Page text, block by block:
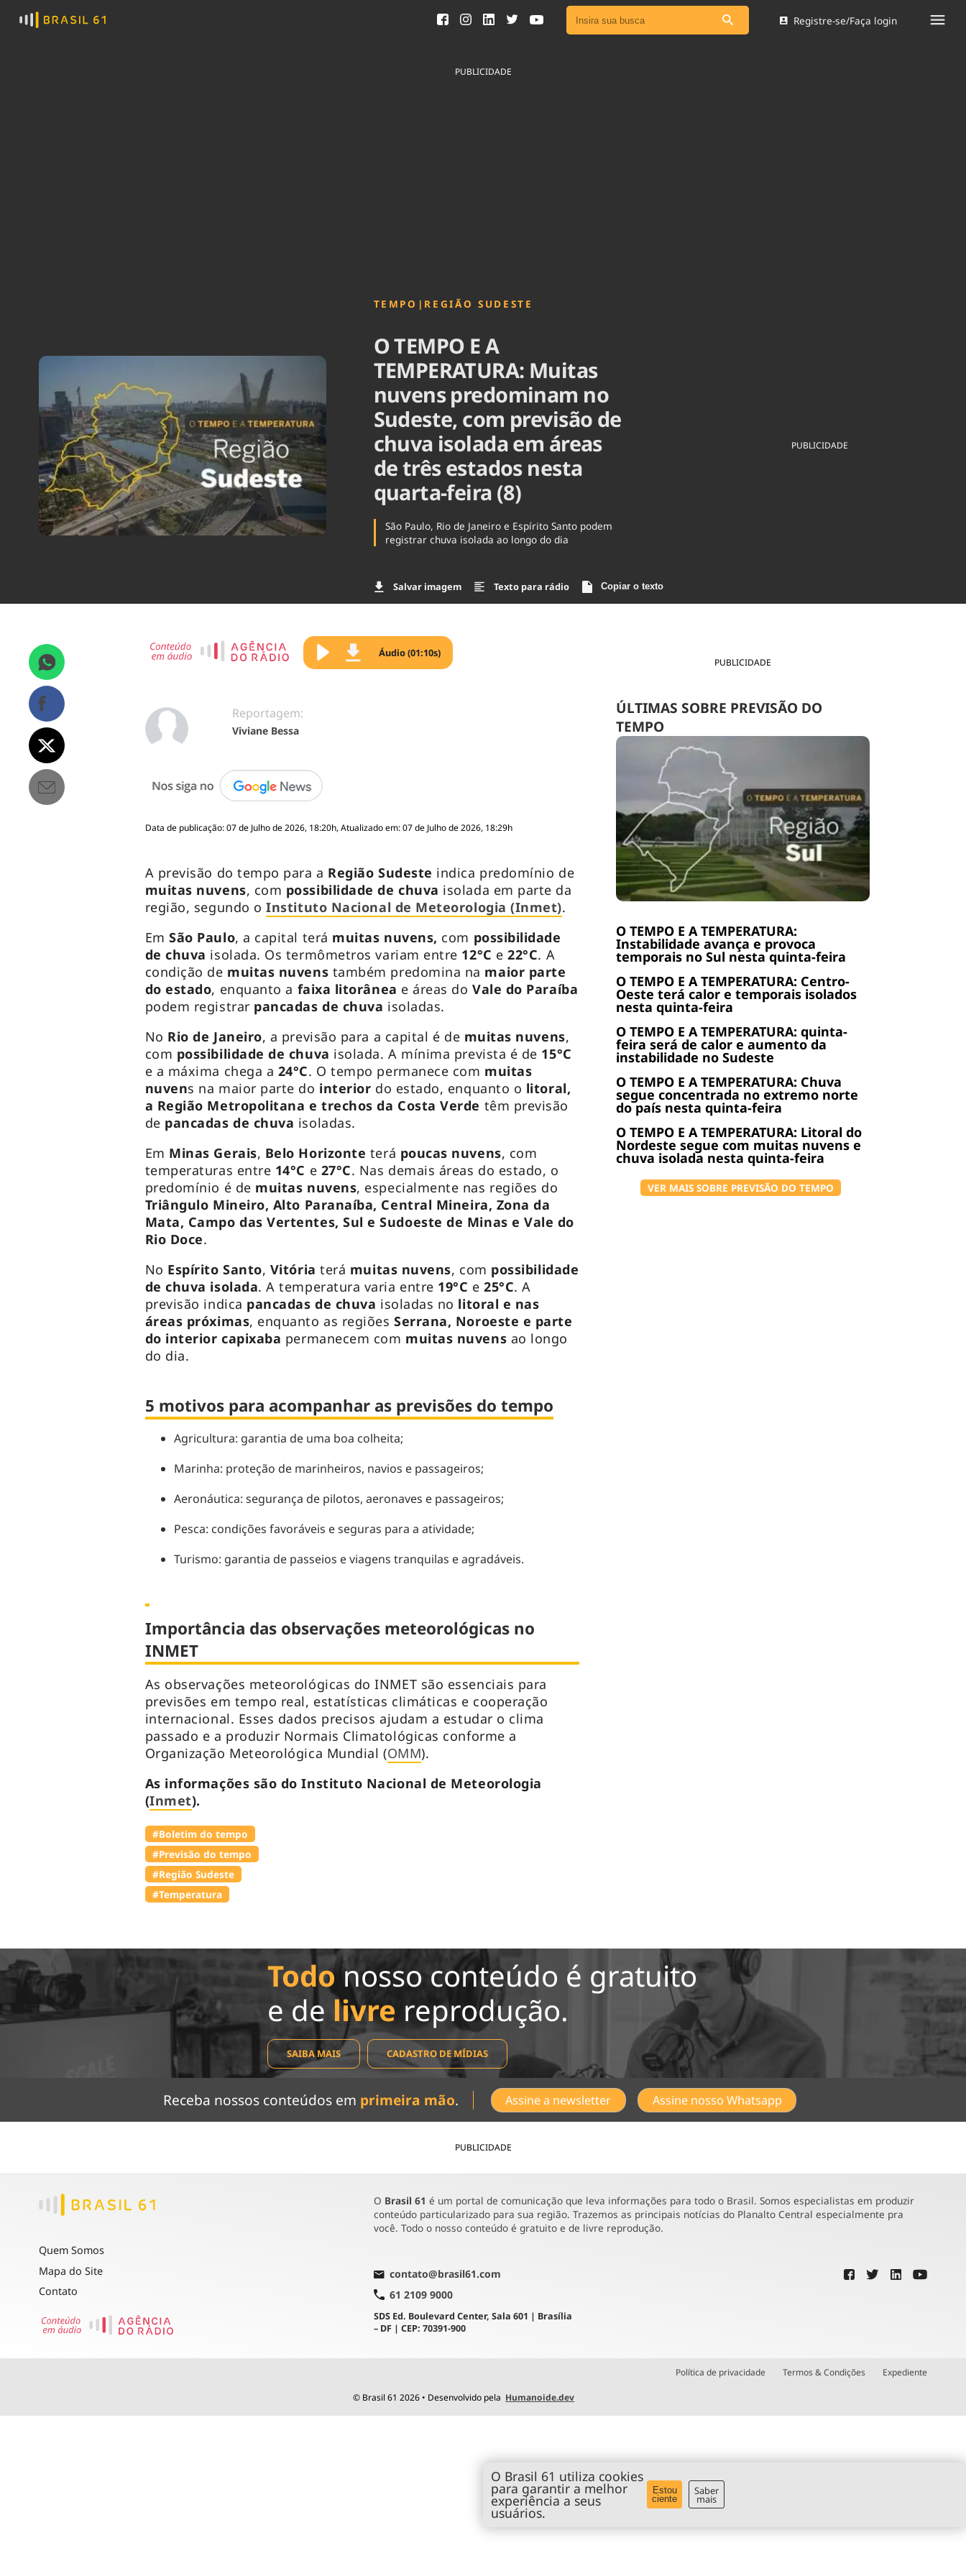
Ver todas as notícias
Brasil Mineral
Cinema
Comportamento
Registre-se/Faça login
PUBLICIDADE
TEMPO | REGIÃO SUDESTE
O TEMPO E A
TEMPERATURA: Muitas
nuvens predominam no
Sudeste, com previsão de
chuva isolada em áreas
de três estados nesta
quarta-feira (8)
São Paulo, Rio de Janeiro e Espírito Santo podem
registrar chuva isolada ao longo do dia
Salvar imagem Texto para rádio Copiar o texto
PUBLICIDADE
PUBLICIDADE
ÚLTIMAS SOBRE PREVISÃO DO
TEMPO
O TEMPO E A TEMPERATURA:
Instabilidade avança e provoca
temporais no Sul nesta quinta-feira
O TEMPO E A TEMPERATURA: Centro-
Oeste terá calor e temporais isolados
nesta quinta-feira
O TEMPO E A TEMPERATURA: quinta-
feira será de calor e aumento da
instabilidade no Sudeste
O TEMPO E A TEMPERATURA: Chuva
segue concentrada no extremo norte
do país nesta quinta-feira
O TEMPO E A TEMPERATURA: Litoral do
Nordeste segue com muitas nuvens e
chuva isolada nesta quinta-feira
VER MAIS SOBRE PREVISÃO DO TEMPO
Áudio (01:10s)
Reportagem:
Viviane Bessa
Data de publicação: 07 de Julho de 2026, 18:20h, Atualizado em: 07 de Julho de 2026, 18:29h
A previsão do tempo para a Região Sudeste indica predomínio de
muitas nuvens, com possibilidade de chuva isolada em parte da
região, segundo oInstituto Nacional de Meteorologia (Inmet).
EmSão Paulo, a capital terá muitas nuvens, com possibilidade
de chuva isolada. Os termômetros variam entre 12°C e22°C. A
condição de muitas nuvens também predomina na maior parte
do estado, enquanto a faixa litorânea e áreas doVale do Paraíba
podem registrar pancadas de chuva isoladas.
No Rio de Janeiro, a previsão para a capital é de muitas nuvens,
com possibilidade de chuva isolada. A mínima prevista é de 15°C
e a máxima chega a 24°C. O tempo permanece com muitas
nuvens na maior parte do interior do estado, enquanto o litoral,
a Região Metropolitana e trechos da Costa Verde têm previsão
de pancadas de chuva isoladas.
Em Minas Gerais, Belo Horizonte terá poucas nuvens, com
temperaturas entre 14°C e 27°C. Nas demais áreas do estado, o
predomínio é de muitas nuvens, especialmente nas regiões do
Triângulo Mineiro, Alto Paranaíba, Central Mineira, Zona da
Mata, Campo das Vertentes, Sul e Sudoeste de Minas e Vale do
Rio Doce.
No Espírito Santo, Vitóriaterá muitas nuvens, com possibilidade
de chuva isolada. A temperatura varia entre 19°C e25°C. A
previsão indica pancadas de chuva isoladas no litoral e nas
áreas próximas, enquanto as regiõesSerrana, Noroeste e parte
do interior capixaba permanecem com muitas nuvens ao longo
do dia.
5 motivos para acompanhar as previsões do tempo
Agricultura: garantia de uma boa colheita;
Marinha: proteção de marinheiros, navios e passageiros;
Aeronáutica: segurança de pilotos, aeronaves e passageiros;
Pesca: condições favoráveis e seguras para a atividade;
Turismo: garantia de passeios e viagens tranquilas e agradáveis.
Importância das observações meteorológicas no
INMET
As observações meteorológicas do INMET são essenciais para
previsões em tempo real, estatísticas climáticas e cooperação
internacional. Esses dados precisos ajudam a estudar o clima
passado e a produzir Normais Climatológicas conforme a
Organização Meteorológica Mundial (OMM).
As informações são do Instituto Nacional de Meteorologia
(Inmet).
#Boletim do tempo
#Previsão do tempo
#Região Sudeste
#Temperatura
Todonosso conteúdo é gratuito
e de livre reprodução.
SAIBA MAIS CADASTRO DE MÍDIAS
Receba nossos conteúdos em primeira mão. Assine a newsletter Assine nosso Whatsapp
PUBLICIDADE
Quem Somos
Mapa do Site
Contato
O Brasil 61 é um portal de comunicação que leva informações para todo o Brasil. Somos especialistas em produzir
conteúdo particularizado para sua região. Trazemos as principais notícias do Planalto Central especialmente pra
você. Todo o nosso conteúdo é gratuito e de livre reprodução.
contato@brasil61.com
61 2109 9000
SDS Ed. Boulevard Center, Sala 601 | Brasília
– DF | CEP: 70391-900
Política de privacidade Termos & Condições Expediente
© Brasil 61 2026 • Desenvolvido pela Humanoide.dev
O Brasil 61 utiliza cookies
para garantir a melhor
experiência a seus
usuários.
Estou
ciente
Saber
mais